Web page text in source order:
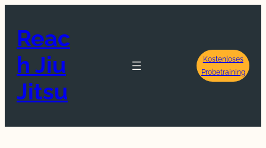
springen
Reac
h Jiu
Jitsu
Kostenloses
Probetraining